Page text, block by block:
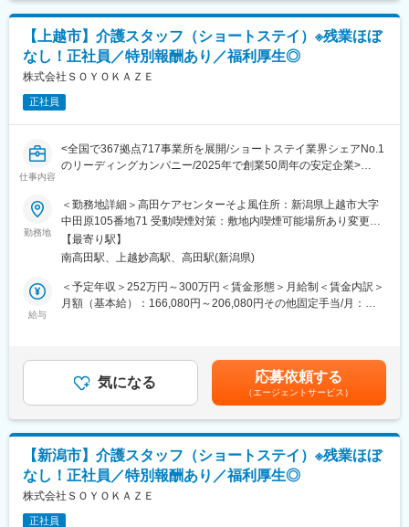
実際の職場の雰囲気を知ってから働けるので安心！ご希望の方に
は、入社前に施設見学を実施しています。どんなスタッフがいる
のか、どんな環境なのかを自分の目で確認できるため、不安なく
スタートできます。納得してから働きたい方にもぴったりです。
ぜひお気軽にお申し付けください。
■当社の魅力：
株式会社SOYOKAZEは全国で367拠点をネットワークしショート
ステイの床数は圧倒的！業界NO.1。居宅系介護サービスを中心に
全国に拡大展開中です。キャリアも経験も人生観も含めて、他の
スタッフそれぞれが、協力し合って働いています！
変更の範囲：（雇入れ直後）募集職種 （変更の範囲）当社が定め
る業務
【上越市】介護スタッフ（ショートステイ）※残業ほぼ
なし！正社員／特別報酬あり／福利厚生◎
株式会社ＳＯＹＯＫＡＺＥ
正社員
仕事内容
<全国で367拠点717事業所を展開/ショートステイ業界シェアNo.1
のリーディングカンパニー/2025年で創業50周年の安定企業>
■業務内容：
お客様の笑顔と安心を支える介護のお仕事です。日常生活のサポ
ートや身体介助（食事・入浴・排せつ・移乗など）をはじめ、レ
クリエーションの企画・実施、ご利用報告などの書類作成、送迎
業務など幅広い業務を担当。チームで協力しながら、お客様の笑
顔をつくるやりがいのあるお仕事です。
に見える評価」でやりがいを感じながら、仕事へのモチベーショ
ンを高められる制度です。努力が収入アップに直結する環境で、
そよ風では充実したフォローアップ体制を整えています。経験や
年齢、職種に関わらず、OJT制度で先輩スタッフが丁寧に指導。
定期的な面談やフォロー研修も実施し、疑問や不安をその場で解
消できます。さらに、各種資格の取得支援制度もあり、スキルア
ップをしっかりサポート。長く安心して働ける環境です。
勤務地
＜勤務地詳細＞高田ケアセンターそよ風住所：新潟県上越市大字
中田原105番地71 受動喫煙対策：敷地内喫煙可能場所あり変更の
範囲：（雇入れ直後）募集施設 （変更の範囲）近隣都道府県の施
設
【最寄り駅】
南高田駅、上越妙高駅、高田駅(新潟県)
給与
＜予定年収＞252万円～300万円＜賃金形態＞月給制＜賃金内訳＞
月額（基本給）：166,080円～206,080円その他固定手当/月：
実績▼下記別途支給通勤手当年末年始手当：380円/時※12/30 0時
～1/3 24時賃金はあくまでも目安の金額であり、選考を通じて上
下する可能性があります。月給(月額)は固定手当を含めた表記で
す。
気になる 応募依頼する
（エージェントサービス）
【新潟市】介護スタッフ（ショートステイ）※残業ほぼ
なし！正社員／特別報酬あり／福利厚生◎
株式会社ＳＯＹＯＫＡＺＥ
正社員